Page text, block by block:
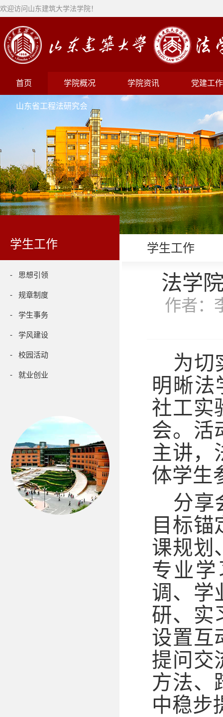
欢迎访问山东建筑大学法学院！
首页 学院概况 学院资讯 党建工作
山东省工程法研究会
学生工作
- 思想引领
- 规章制度
- 学生事务
- 学风建设
- 校园活动
- 就业创业
学生工作
法学
作者
为切
明晰法
社工实
会。活
主讲，
体学生
分享
目标
课规划
专业
调、学
研、实
设置互
提问交
方法、
中稳步